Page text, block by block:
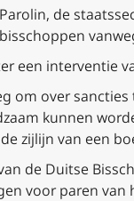
de
een interventie
om over
kunnen
zijlijn van een
de Duitse
voor paren